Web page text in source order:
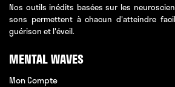
Nos outils inédits basées sur les
sons permettent à chacun d'atteindre
guérison et l'éveil.
MENTAL WAVES
Mon Compte